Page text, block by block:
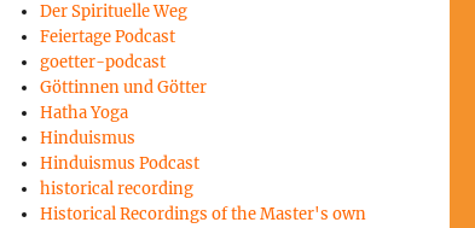
Der Spirituelle Weg
Feiertage Podcast
goetter-podcast
Göttinnen und Götter
Hatha Yoga
Hinduismus
Hinduismus Podcast
historical recording
Historical Recordings of the Master's own